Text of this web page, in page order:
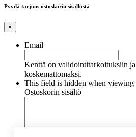
Pyydä tarjous ostoskorin sisällöstä
×
Email
Kenttä on validointitarkoituksiin ja
koskemattomaksi.
This field is hidden when viewing
Ostoskorin sisältö